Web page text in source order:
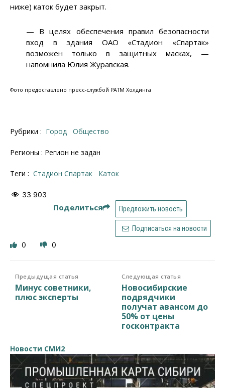
ниже) каток будет закрыт.
— В целях обеспечения правил безопасности
вход в здания ОАО «Стадион «Спартак»
возможен только в защитных масках, —
напомнила Юлия Журавская.
Фото предоставлено пресс-службой РАТМ Холдинга
Рубрики : Город Общество
Регионы : Регион не задан
Теги : стадион Спартак Каток
33 903
Поделиться Предложить новость
Подписаться на новости
0 0
Предыдущая статья
Минус советники,
плюс эксперты
Следующая статья
Новосибирские
подрядчики
получат авансом до
50% от цены
госконтракта
Новости СМИ2